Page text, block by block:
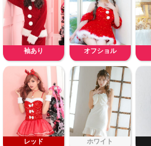
袖あり オフショル
レッド ホワイト